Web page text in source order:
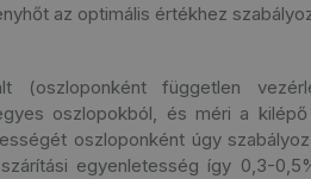
az optimális értékhez
(oszloponként független
oszlopokból, és méri a
oszloponként úgy
egyenletesség így 0,3-